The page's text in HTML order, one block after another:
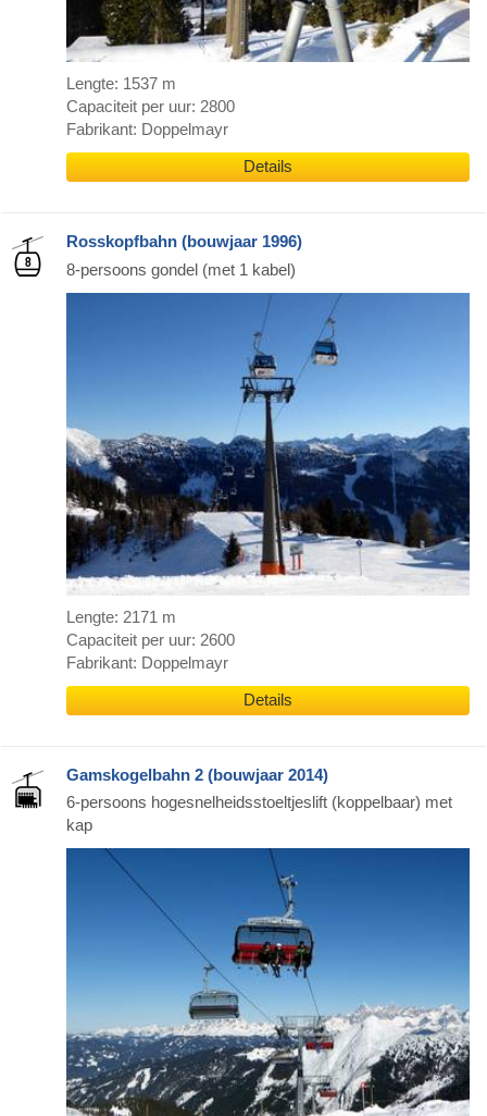
Lengte: 1537 m
Capaciteit per uur: 2800
Fabrikant: Doppelmayr
Details
Rosskopfbahn (bouwjaar 1996)
8-persoons gondel (met 1 kabel)
Lengte: 2171 m
Capaciteit per uur: 2600
Fabrikant: Doppelmayr
Details
Gamskogelbahn 2 (bouwjaar 2014)
6-persoons hogesnelheidsstoeltjeslift (koppelbaar) met
kap